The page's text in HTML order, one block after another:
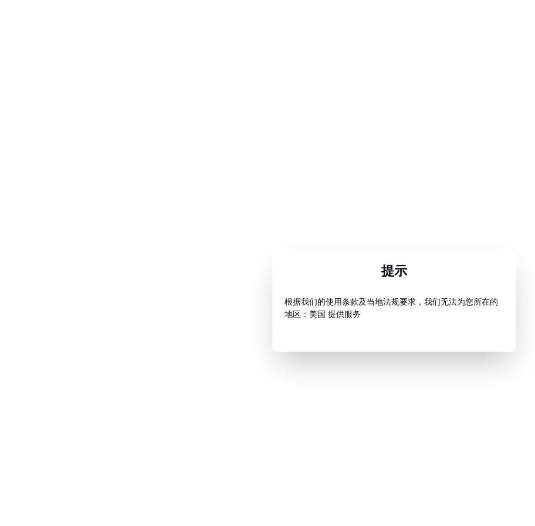
提示
根据我们的使用条款及当地法规要求，我们无法为您所在的
地区：美国 提供服务